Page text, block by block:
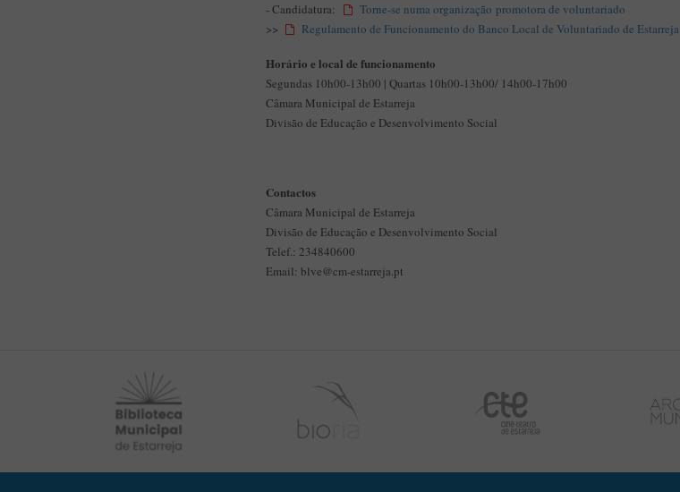
- Candidatura:
Torne-se numa organização promotora de voluntariado
>>
Regulamento de Funcionamento do Banco Local de Voluntariado de Estarreja
Horário e local de funcionamento
Segundas 10h00-13h00 | Quartas 10h00-13h00/ 14h00-17h00
Câmara Municipal de Estarreja
Divisão de Educação e Desenvolvimento Social
Contactos
Câmara Municipal de Estarreja
Divisão de Educação e Desenvolvimento Social
Telef.: 234840600
Email: blve@cm-estarreja.pt